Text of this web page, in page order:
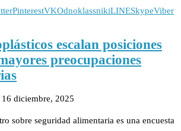
PinterestVKOdnoklassnikiLINESkypeViber
escalan posiciones
preocupaciones
16 diciembre, 2025
sobre seguridad alimentaria es una encuesta